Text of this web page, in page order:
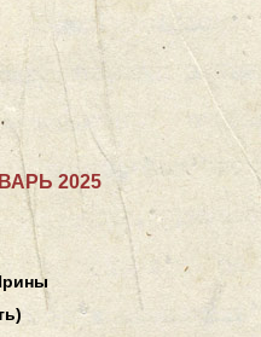
2025